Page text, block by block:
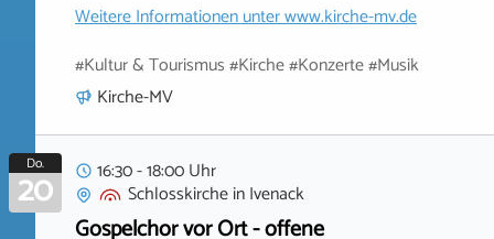
Weitere Informationen unterwww.kirche-mv.de
#Kultur & Tourismus #Kirche #Konzerte #Musik
Kirche-MV
Do.
20
16:30 - 18:00 Uhr
SchlosskircheinIvenack
Gospelchor vor Ort - offene